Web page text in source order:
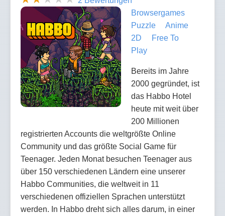
Browsergames
Puzzle
Anime
2D
Free To
Play
Bereits im Jahre
2000 gegründet, ist
das Habbo Hotel
heute mit weit über
200 Millionen
registrierten Accounts die weltgrößte Online
Community und das größte Social Game für
Teenager. Jeden Monat besuchen Teenager aus
über 150 verschiedenen Ländern eine unserer
Habbo Communities, die weltweit in 11
verschiedenen offiziellen Sprachen unterstützt
werden. In Habbo dreht sich alles darum, in einer